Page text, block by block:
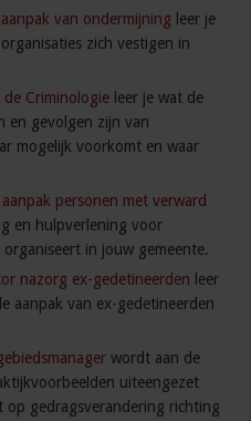
van ondermijning leer je
zich vestigen in
Criminologie leer je wat de
en gevolgen zijn van
mogelijk voorkomt en waar
personen met verward
en hulpverlening voor
in jouw gemeente.
nazorg ex-gedetineerden leer
aanpak van ex-gedetineerden
wordt aan de
uiteengezet
op gedragsverandering richting